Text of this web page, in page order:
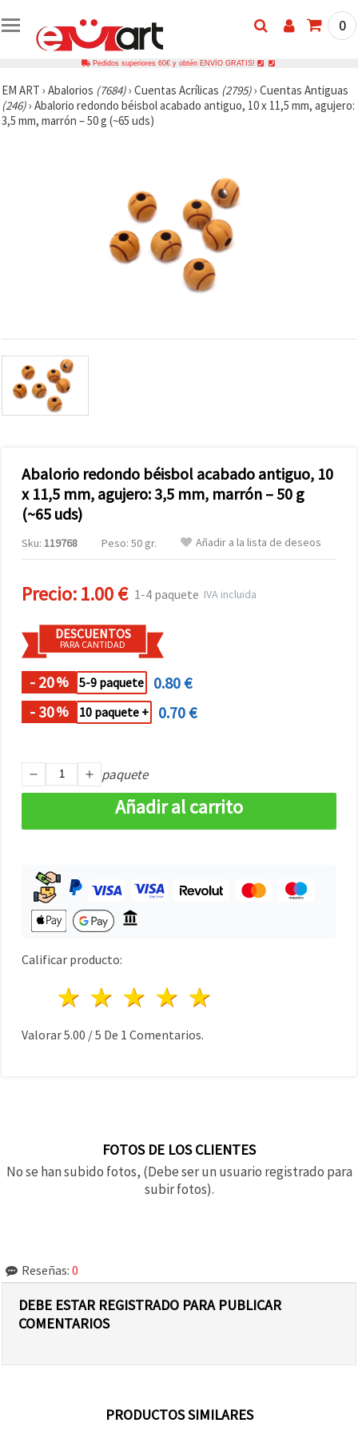
0
Pedidos superiores 60€ y obtén ENVÍO GRATIS!
EM ART › Abalorios (7684)› Cuentas Acrílicas (2795)› Cuentas Antiguas
(246)› Abalorio redondo béisbol acabado antiguo, 10 x 11,5 mm, agujero:
3,5 mm, marrón – 50 g (~65 uds)
Abalorio redondo béisbol acabado antiguo, 10
x 11,5 mm, agujero: 3,5 mm, marrón – 50 g
(~65 uds)
Sku: 119768 Peso: 50 gr. Añadir a la lista de deseos
Precio:1.00 € 1-4 paquete IVA incluida
DESCUENTOS
PARA CANTIDAD
- 20% 5-9 paquete
0.80 €
- 30% 10 paquete + 0.70 €
paquete
Añadir al carrito
Calificar producto:
4 estrellas
3 estrellas
2 estrellas
1 estrella
Valorar5.00 /5 De 1 Comentarios.
FOTOS DE LOS CLIENTES
No se han subido fotos, (Debe ser un usuario registrado para
subir fotos).
Reseñas: 0
DEBE ESTAR REGISTRADO PARA PUBLICAR
COMENTARIOS
PRODUCTOS SIMILARES